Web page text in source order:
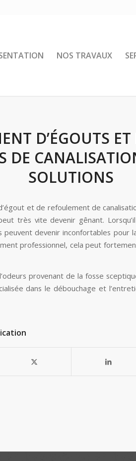
NOS TRAVAUX
D’ÉGOUTS
DE
SOLUTIONS
et de refoulement de
très vite devenir gênant. Lorsqu’il
peuvent devenir inconfortables pour
professionnel, cela peut
provenant de la fosse
dans le débouchage et